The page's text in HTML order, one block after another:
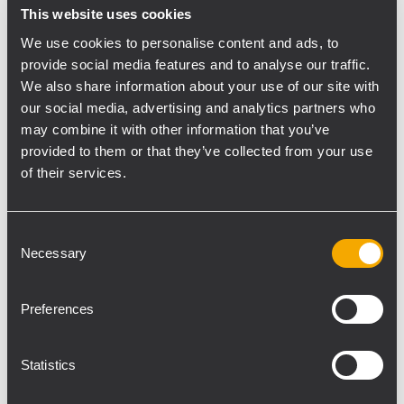
This website uses cookies
We use cookies to personalise content and ads, to
provide social media features and to analyse our traffic.
We also share information about your use of our site with
our social media, advertising and analytics partners who
may combine it with other information that you’ve
provided to them or that they’ve collected from your use
of their services.
Selection
Necessary
Preferences
Statistics
respectivement quatre modules HDL 50-A
et HDL 30-A a permis une installation
rapide et facile avec seulement deux
monteurs. Les vingt subwoofers SUB 9006-
AS ont été disposés sur le devant de la
scène, en deux rangées de dix. Leur
configuration incurvée en EndFire a assuré
une couverture parfaite, une pression
scène. Les deux tours de délai ont été
sonorisation principale, avec un cluster de 8
modules HDL 30-A installés à l’aide d’un
seul palan motorisé de 500 kg. La liaison
audio sans fil s’est effectuée via un système